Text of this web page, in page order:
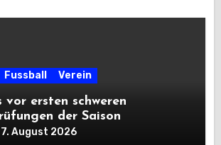
Fussball Verein
vor ersten schweren
der Saison
7. August 2026